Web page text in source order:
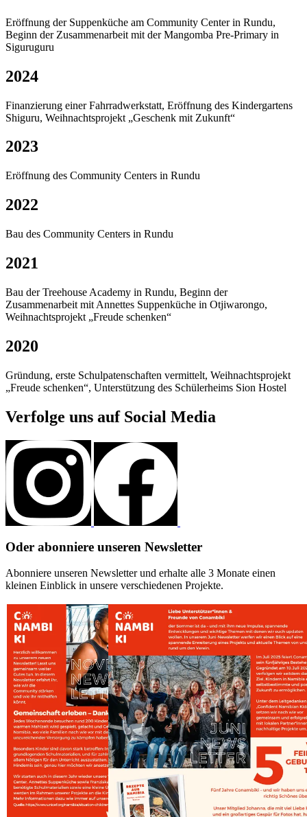
Eröffnung der Suppenküche am Community Center in Rundu,
Beginn der Zusammenarbeit mit der Mangomba Pre-Primary in
Siguruguru
2024
Finanzierung einer Fahrradwerkstatt, Eröffnung des Kindergartens
Shiguru, Weihnachtsprojekt „Geschenk mit Zukunft“
2023
Eröffnung des Community Centers in Rundu
2022
Bau des Community Centers in Rundu
2021
Bau der Treehouse Academy in Rundu, Beginn der
Zusammenarbeit mit Annettes Suppenküche in Otjiwarongo,
Weihnachtsprojekt „Freude schenken“
2020
Gründung, erste Schulpatenschaften vermittelt, Weihnachtsprojekt
„Freude schenken“, Unterstützung des Schülerheims Sion Hostel
Verfolge uns auf Social Media
Oder abonniere unseren Newsletter
Abonniere unseren Newsletter und erhalte alle 3 Monate einen
kleinen Einblick in unsere verschiedenen Projekte.